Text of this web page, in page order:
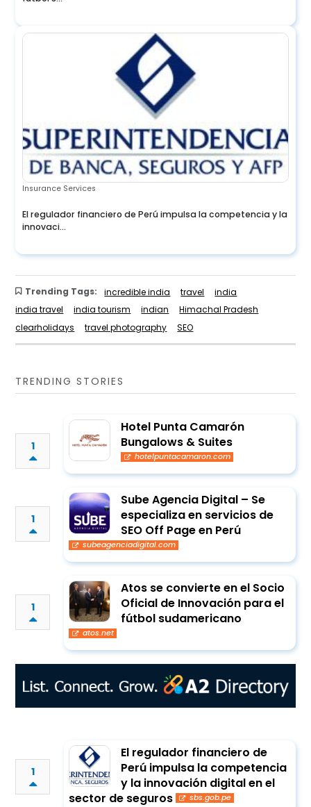
Insurance Services
El regulador financiero de Perú impulsa la competencia y la
innovaci...
Trending Tags: incredible india travel
india
india travel
india tourism indian
Himachal Pradesh
clearholidays
travel photography SEO
TRENDING STORIES
1
Hotel Punta Camarón
Bungalows & Suites
hotelpuntacamaron.com
1
Sube Agencia Digital – Se
especializa en servicios de
SEO Off Page en Perú
subeagenciadigital.com
1
Atos se convierte en el Socio
Oficial de Innovación para el
fútbol sudamericano
atos.net
1
El regulador financiero de
Perú impulsa la competencia
y la innovación digital en el
sector de seguros
sbs.gob.pe